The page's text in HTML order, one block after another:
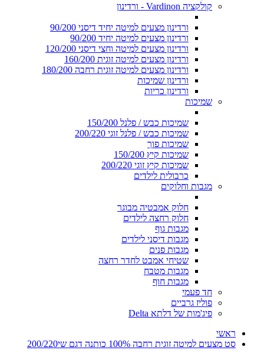
קולקציה Vardinon - ורדינון
ורדינון מצעים למיטה יחיד דיסני 90/200
ורדינון מצעים למיטה יחיד 90/200
ורדינון מצעים למיטה וחצי דיסני 120/200
ורדינון מצעים למיטה זוגית 160/200
ורדינון מצעים למיטה זוגית רחבה 180/200
ורדינון שמיכות
ורדינון כריות
שמיכות
שמיכות כבש / פלנל 150/200
שמיכות כבש / פלנל זוגי 200/220
שמיכות פוך
שמיכות קיץ 150/200
שמיכות קיץ זוגי 200/220
כרבולית לילדים
מגבות וחלוקים
חלוק אמבטיה מבוגר
חלוק רחצה לילדים
מגבות גוף
מגבות דיסני לילדים
מגבות פנים
שטיחי אמבט לחדר רחצה
מגבות מטבח
מגבות חוף
חד פעמי
פוליז גרביים
פיג'מות של דלתא Delta
ראשי
סט מצעים למיטה זוגית רחבה 100% כותנה דגם שי200/220